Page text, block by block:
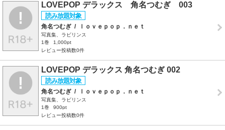
LOVEPOP デラックス 角名つむぎ 003
角名つむぎ / ｌｏｖｅｐｏｐ．ｎｅｔ
写真集、ラビリンス
1巻
1,000pt
レビュー投稿数0件
LOVEPOP デラックス 角名つむぎ 002
角名つむぎ / ｌｏｖｅｐｏｐ．ｎｅｔ
写真集、ラビリンス
1巻
900pt
レビュー投稿数0件